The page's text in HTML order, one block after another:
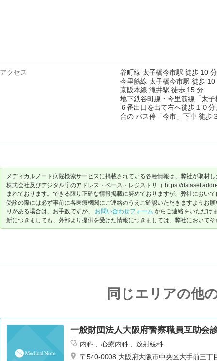
アクセス
谷町線 太子橋今市駅 徒歩 10 分
今里筋線 太子橋今市駅 徒歩 10
京阪本線 滝井駅 徒歩 15 分
地下鉄谷町線・今里筋線「太
６番出口を出て右へ徒歩１０
合の バス停「今市」下車 徒歩
メディカルノート病院検索サービスに掲載されている各種情報は、弊社が取材
株式会社及びデジタル庁のアドレス・ベース・レジストリ（ https://
まれております。できる限り正確な情報掲載に努めておりますが、弊社におい
受診の際には必ず事前に各医療機関にご連絡のうえご確認いただきますようお
りがある場合は、お手数ですが、 お問い合わせフォーム からご連絡をいただけ
新につきましても、外部より提供を受けた情報につきましては、弊社において
同じエリアの他
一般財団法人大阪府警察職員互助会
内科 心療内科
放射線科
〒540-0008 大阪府大阪市中央区大手前三丁